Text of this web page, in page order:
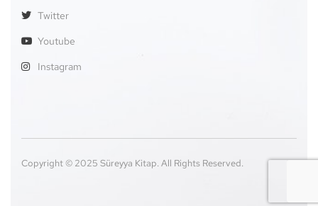
Twitter
Youtube
Instagram
Copyright © 2025 Süreyya Kitap. All Rights Reserved.